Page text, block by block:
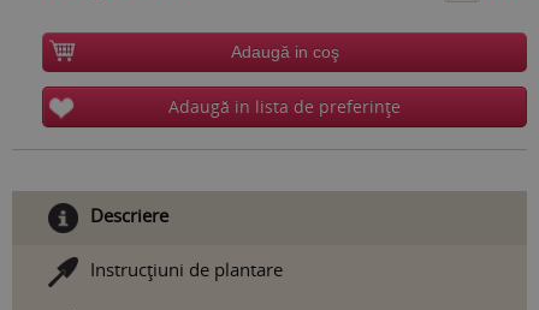
Adaugă in coş
Adaugă in lista de preferinţe
Descriere
Instrucţiuni de plantare